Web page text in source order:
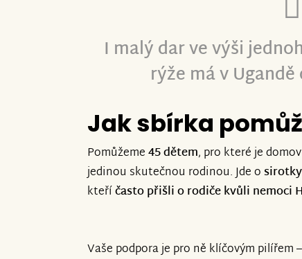
I malý dar ve výši
rýže má v
Jak sbírka
Pomůžeme45 dětem, pro které je
jedinou skutečnou rodinou. Jde o
kteříčasto přišli o rodiče kvůli nemoci
Vaše podpora je pro ně klíčovým